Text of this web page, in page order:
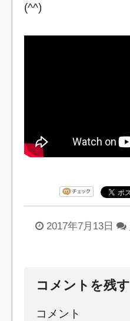
(^^)
2017年7月13日
コメントを残す
コメント